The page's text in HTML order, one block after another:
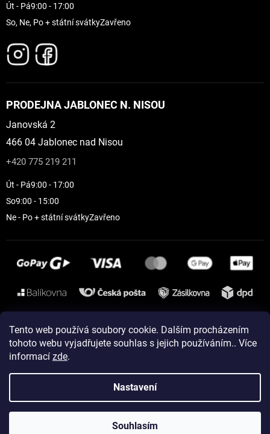
Tento web používá soubory cookie. Dalším procházením
tohoto webu vyjadřujete souhlas s jejich používáním.. Více
informací zde.
Nastavení
Souhlasím
Út - Pá9:00 - 17:00
So, Ne, Po + státní svátkyZavřeno
PRODEJNA JABLONEC N. NISOU
Janovská 2
466 04 Jablonec nad Nisou
+420 775 219 211
Út - Pá9:00 - 17:00
So9:00 - 15:00
Ne - Po + státní svátkyZavřeno
Instagram
Vytvořil Shoptet
Copyright 2026ELEVEN sportswear. Všechna práva vyhrazena.
Upravit nastavení cookies